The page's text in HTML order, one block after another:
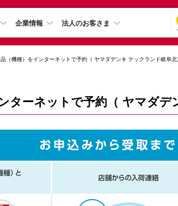
企業情報 法人のお客さま
（機種）をインターネットで予約（ ヤマダデンキ テックランド岐阜北
ターネットで予約（ ヤマダデ